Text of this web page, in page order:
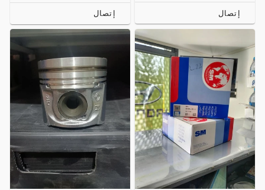
إتصال إتصال